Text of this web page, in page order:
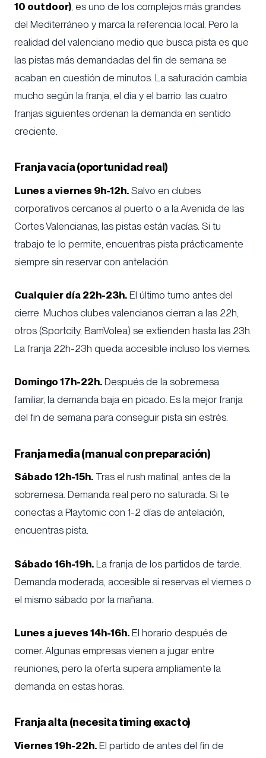
10 outdoor), es uno de los complejos más grandes
del Mediterráneo y marca la referencia local. Pero la
realidad del valenciano medio que busca pista es que
las pistas más demandadas del fin de semana se
acaban en cuestión de minutos. La saturación cambia
mucho según la franja, el día y el barrio: las cuatro
franjas siguientes ordenan la demanda en sentido
creciente.
Franja vacía (oportunidad real)
Lunes a viernes 9h-12h. Salvo en clubes
corporativos cercanos al puerto o a la Avenida de las
Cortes Valencianas, las pistas están vacías. Si tu
trabajo te lo permite, encuentras pista prácticamente
siempre sin reservar con antelación.
Cualquier día 22h-23h. El último turno antes del
cierre. Muchos clubes valencianos cierran a las 22h,
otros (Sportcity, BamVolea) se extienden hasta las 23h.
La franja 22h-23h queda accesible incluso los viernes.
Domingo 17h-22h. Después de la sobremesa
familiar, la demanda baja en picado. Es la mejor franja
del fin de semana para conseguir pista sin estrés.
Franja media (manual con preparación)
Sábado 12h-15h. Tras el rush matinal, antes de la
sobremesa. Demanda real pero no saturada. Si te
conectas a Playtomic con 1-2 días de antelación,
encuentras pista.
Sábado 16h-19h. La franja de los partidos de tarde.
Demanda moderada, accesible si reservas el viernes o
el mismo sábado por la mañana.
Lunes a jueves 14h-16h. El horario después de
comer. Algunas empresas vienen a jugar entre
reuniones, pero la oferta supera ampliamente la
demanda en estas horas.
Franja alta (necesita timing exacto)
Viernes 19h-22h. El partido de antes del fin de